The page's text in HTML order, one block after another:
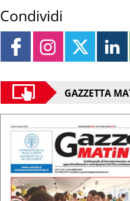
Condividi
GAZZETTA